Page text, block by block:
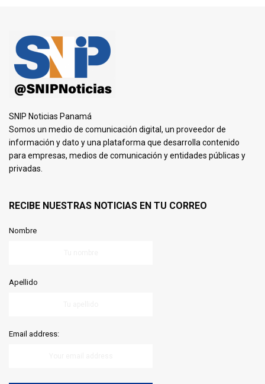
SNIP Noticias Panamá
Somos un medio de comunicación digital, un proveedor de
información y dato y una plataforma que desarrolla contenido
para empresas, medios de comunicación y entidades públicas y
privadas.
RECIBE NUESTRAS NOTICIAS EN TU CORREO
Nombre
Apellido
Email address: